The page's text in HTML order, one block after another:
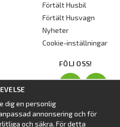
Förtält Husbil
Förtält Husvagn
Nyheter
Cookie-inställningar
FÖLJ OSS!
dig en personlig
annonsering och för
och säkra. För detta